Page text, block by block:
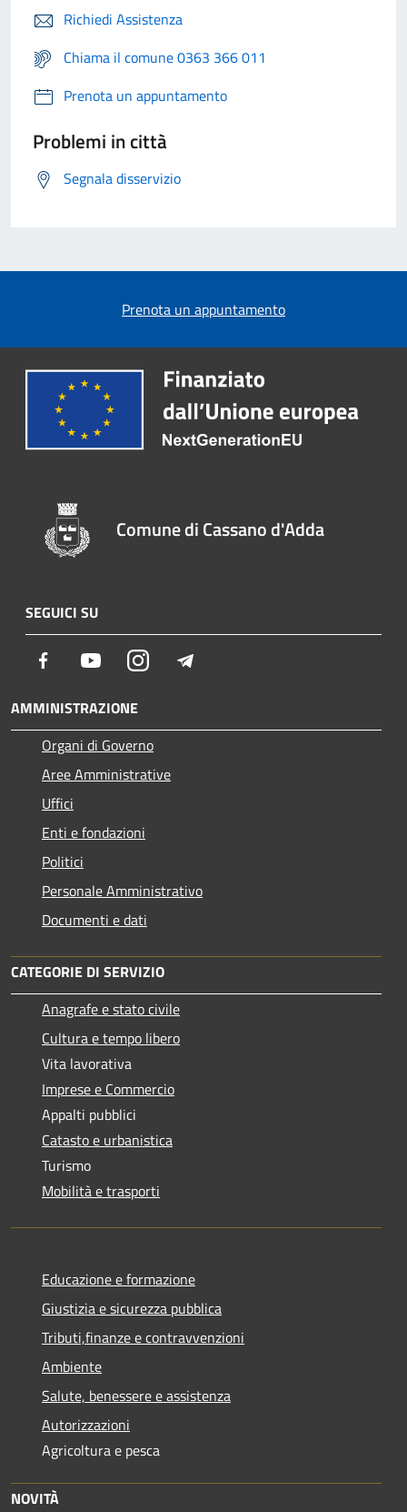
Richiedi Assistenza
Chiama il comune 0363 366 011
Prenota un appuntamento
Problemi in città
Segnala disservizio
Prenota un appuntamento
Comune di Cassano d'Adda
SEGUICI SU
Facebook YoutubeInstagram
AMMINISTRAZIONE
Organi di Governo
Aree Amministrative
Uffici
Enti e fondazioni
Politici
Personale Amministrativo
Documenti e dati
CATEGORIE DI SERVIZIO
Anagrafe e stato civile
Cultura e tempo libero
Vita lavorativa
Imprese e Commercio
Appalti pubblici
Catasto e urbanistica
Turismo
Mobilità e trasporti
Educazione e formazione
Giustizia e sicurezza pubblica
Tributi,finanze e contravvenzioni
Ambiente
Salute, benessere e assistenza
Autorizzazioni
Agricoltura e pesca
NOVITÀ